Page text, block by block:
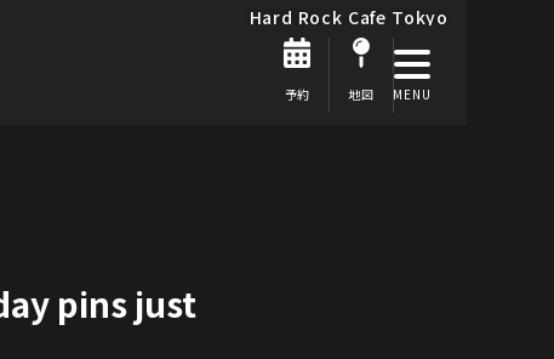
Hard Rock Cafe Tokyo
予約 地図
pins just